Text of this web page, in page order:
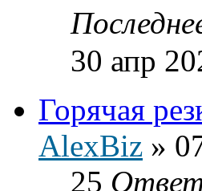
30 апр
Горячая
AlexBiz »
25